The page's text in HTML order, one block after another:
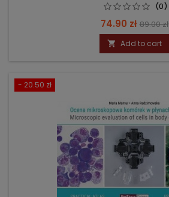
(0)
Price
74.90 zł Regular
price
89.00 zł
 Add to cart
- 20.50 zł